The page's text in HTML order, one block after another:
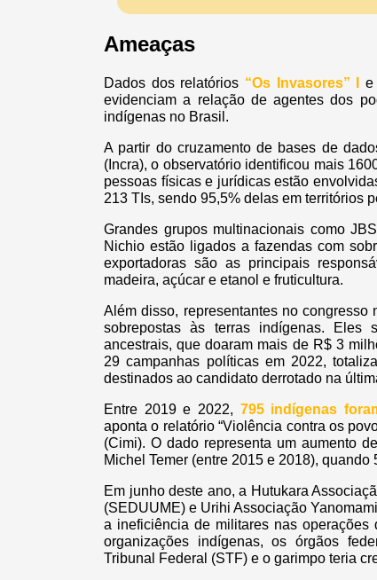
Ameaças
Dados dos relatórios “Os Invasores” I e
evidenciam a relação de agentes dos
indígenas no Brasil.
A partir do cruzamento de bases de
(Incra), o observatório identificou mais
pessoas físicas e jurídicas estão
213 TIs, sendo 95,5% delas em territórios
Grandes grupos multinacionais como
Nichio estão ligados a fazendas com
exportadoras são as principais
madeira, açúcar e etanol e fruticultura.
Além disso, representantes no
sobrepostas às terras indígenas. Eles
ancestrais, que doaram mais de R$ 3
29 campanhas políticas em 2022,
destinados ao candidato derrotado na
Entre 2019 e 2022, 795 indígenas
aponta o relatório “Violência contra os
(Cimi). O dado representa um aumento
Michel Temer (entre 2015 e 2018),
Em junho deste ano, a Hutukara
(SEDUUME) e Urihi Associação
a ineficiência de militares nas
organizações indígenas, os órgãos
Tribunal Federal (STF) e o garimpo teria